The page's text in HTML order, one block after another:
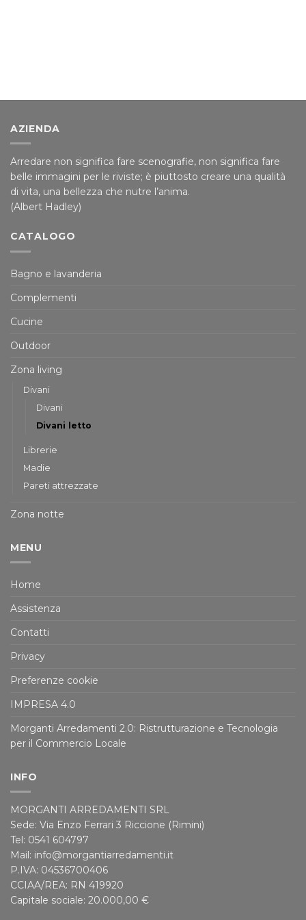
AZIENDA
Arredare non significa fare scenografie, non significa fare
belle immagini per le riviste; è piuttosto creare una qualità
di vita, una bellezza che nutre l’anima.
(Albert Hadley)
CATALOGO
Bagno e lavanderia
Complementi
Cucine
Outdoor
Zona living
Divani
Divani
Divani letto
Librerie
Madie
Pareti attrezzate
Zona notte
MENU
Home
Assistenza
Contatti
Privacy
Preferenze cookie
IMPRESA 4.0
Morganti Arredamenti 2.0: Ristrutturazione e Tecnologia
per il Commercio Locale
INFO
MORGANTI ARREDAMENTI SRL
Sede: Via Enzo Ferrari 3 Riccione (Rimini)
Tel: 0541 604797
Mail: info@morgantiarredamenti.it
P.IVA: 04536700406
CCIAA/REA: RN 419920
Capitale sociale: 20.000,00 €